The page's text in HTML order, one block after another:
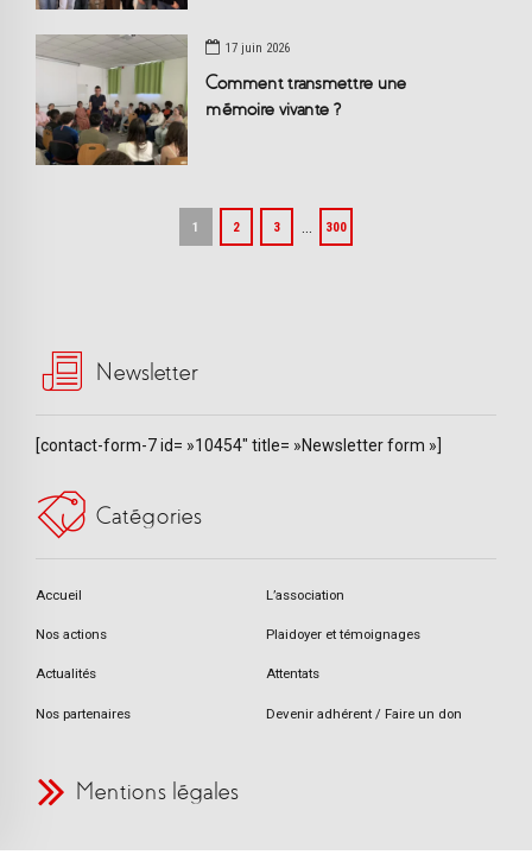
17 juin 2026
Comment transmettre une
mémoire vivante ?
1 2 3 300
Newsletter
[contact-form-7 id= »10454″ title= »Newsletter form »]
Catégories
Accueil L’association
Nos actions Plaidoyer et témoignages
Actualités Attentats
Nos partenaires Devenir adhérent / Faire un don
Mentions légales